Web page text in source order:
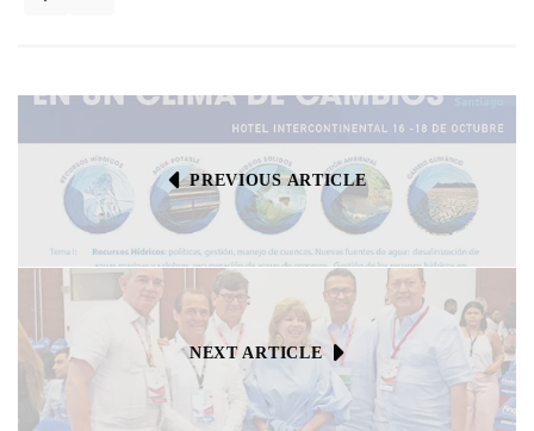
PREVIOUS ARTICLE
NEXT ARTICLE